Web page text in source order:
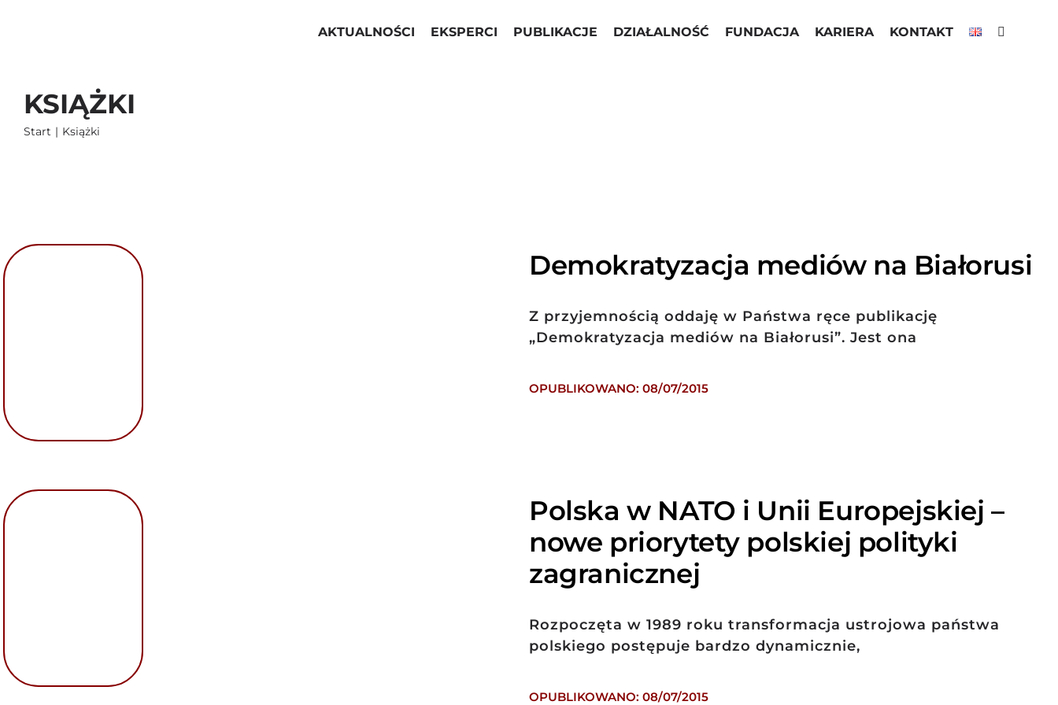
AKTUALNOŚCI EKSPERCI PUBLIKACJE DZIAŁALNOŚĆ FUNDACJA KARIERA KONTAKT
KSIĄŻKI
Start Książki
Demokratyzacja mediów na Białorusi
Z przyjemnością oddaję w Państwa ręce publikację
„Demokratyzacja mediów na Białorusi”. Jest ona
OPUBLIKOWANO: 08/07/2015
Polska w NATO i Unii Europejskiej –
nowe priorytety polskiej polityki
zagranicznej
Rozpoczęta w 1989 roku transformacja ustrojowa państwa
polskiego postępuje bardzo dynamicznie,
OPUBLIKOWANO: 08/07/2015